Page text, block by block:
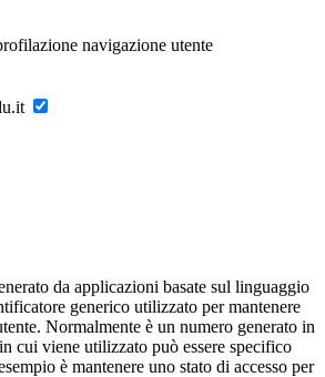
navigazione utente
da applicazioni basate sul linguaggio
generico utilizzato per mantenere
Normalmente è un numero generato in
cui viene utilizzato può essere specifico
è mantenere uno stato di accesso per